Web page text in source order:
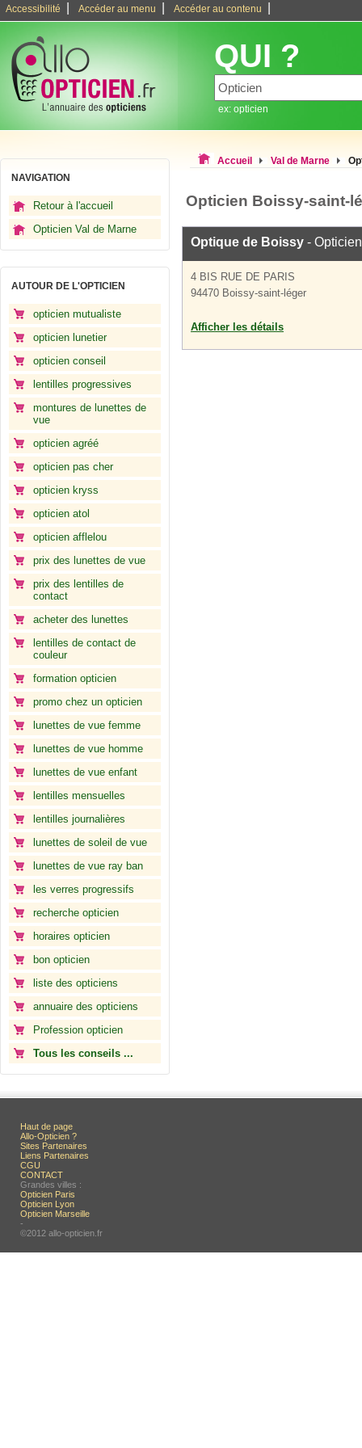
Accessibilité Accéder au menu Accéder au contenu
QUI ?
ex: opticien
NAVIGATION
Retour à l'accueil
Opticien Val de Marne
AUTOUR DE L'OPTICIEN
opticien mutualiste
opticien lunetier
opticien conseil
lentilles progressives
montures de lunettes de
vue
opticien agréé
opticien pas cher
opticien kryss
opticien atol
opticien afflelou
prix des lunettes de vue
prix des lentilles de
contact
acheter des lunettes
lentilles de contact de
couleur
formation opticien
promo chez un opticien
lunettes de vue femme
lunettes de vue homme
lunettes de vue enfant
lentilles mensuelles
lentilles journalières
lunettes de soleil de vue
lunettes de vue ray ban
les verres progressifs
recherche opticien
horaires opticien
bon opticien
liste des opticiens
annuaire des opticiens
Profession opticien
Tous les conseils ...
Accueil Val de Marne
Opticien Boissy-saint-
Optique de Boissy - Opticien
4 BIS RUE DE PARIS
94470 Boissy-saint-léger
Afficher les détails
Haut de page
Allo-Opticien ?
Sites Partenaires
Liens Partenaires
CGU
CONTACT
Grandes villes :
Opticien Paris
Opticien Lyon
Opticien Marseille
-
©2012 allo-opticien.fr